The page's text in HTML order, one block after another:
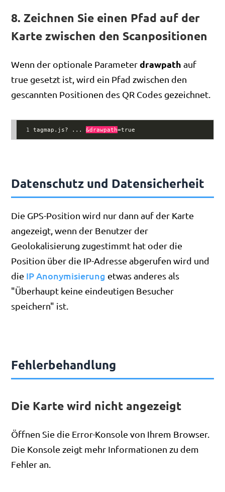
8. Zeichnen Sie einen Pfad auf der
Karte zwischen den Scanpositionen
Wenn der optionale Parameterdrawpath auf
true gesetzt ist, wird ein Pfad zwischen den
gescannten Positionen des QR Codes gezeichnet.
1 tagmap.js? ... &drawpath=true
Datenschutz und Datensicherheit
Die GPS-Position wird nur dann auf der Karte
angezeigt, wenn der Benutzer der
Geolokalisierung zugestimmt hat oder die
Position über die IP-Adresse abgerufen wird und
die IP Anonymisierung etwas anderes als
"Überhaupt keine eindeutigen Besucher
speichern" ist.
Fehlerbehandlung
Die Karte wird nicht angezeigt
Öffnen Sie die Error-Konsole von Ihrem Browser.
Die Konsole zeigt mehr Informationen zu dem
Fehler an.